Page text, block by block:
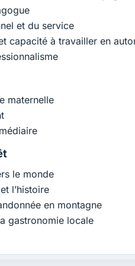
et du service
capacité à travailler en
maternelle
le monde
l’histoire
en montagne
gastronomie locale